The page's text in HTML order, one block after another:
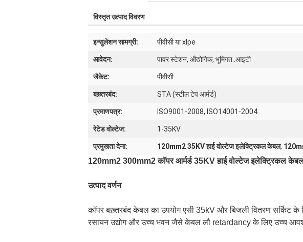
विस्तृत उत्पाद विवरण
इन्सुलेशन सामग्री: पीवीसी या xlpe
आवेदन: पावर स्टेशन, औद्योगिक, भूमिगत..आइटी
जैकेट: पीवीसी
बख़्तरबंद: STA (स्टील टेप आर्मर्ड)
प्रमाणपत्र: ISO9001-2008, ISO14001-2004
रेटेड वोल्टेज: 1-35KV
प्रमुखता देना: 120mm2 35KV हाई वोल्टेज इलेक्ट्रिकल केबल,
120mm2 300mm2 कॉपर आर्मर्ड 35KV हाई वोल्टेज इलेक्ट्रिकल
उत्पाद वर्णन
कॉपर बख़्तरबंद केबल का उपयोग एसी 35kV और बिजली वितरण सर्किट के
रसायन उद्योग और उच्च भवन जैसे केबल लौ retardancy के लिए उच्च